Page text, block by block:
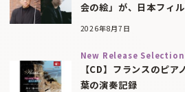
会の絵」が、日本フィ
2026年8月7日
New Release Selection
【CD】フランスのピ
葉の演奏記録